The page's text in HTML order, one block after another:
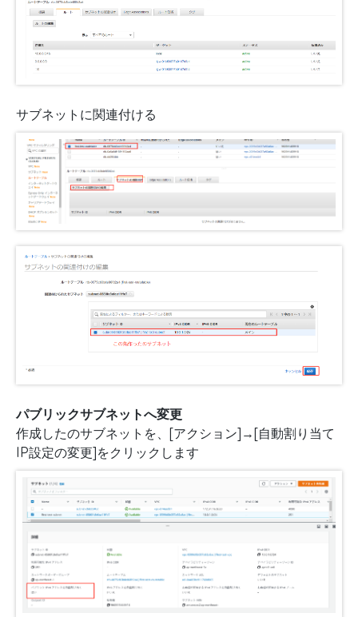
サブネットに関連付ける
パブリックサブネットへ変更
作成したのサブネットを、[アクション]→[自動割り当て
IP設定の変更]をクリックします